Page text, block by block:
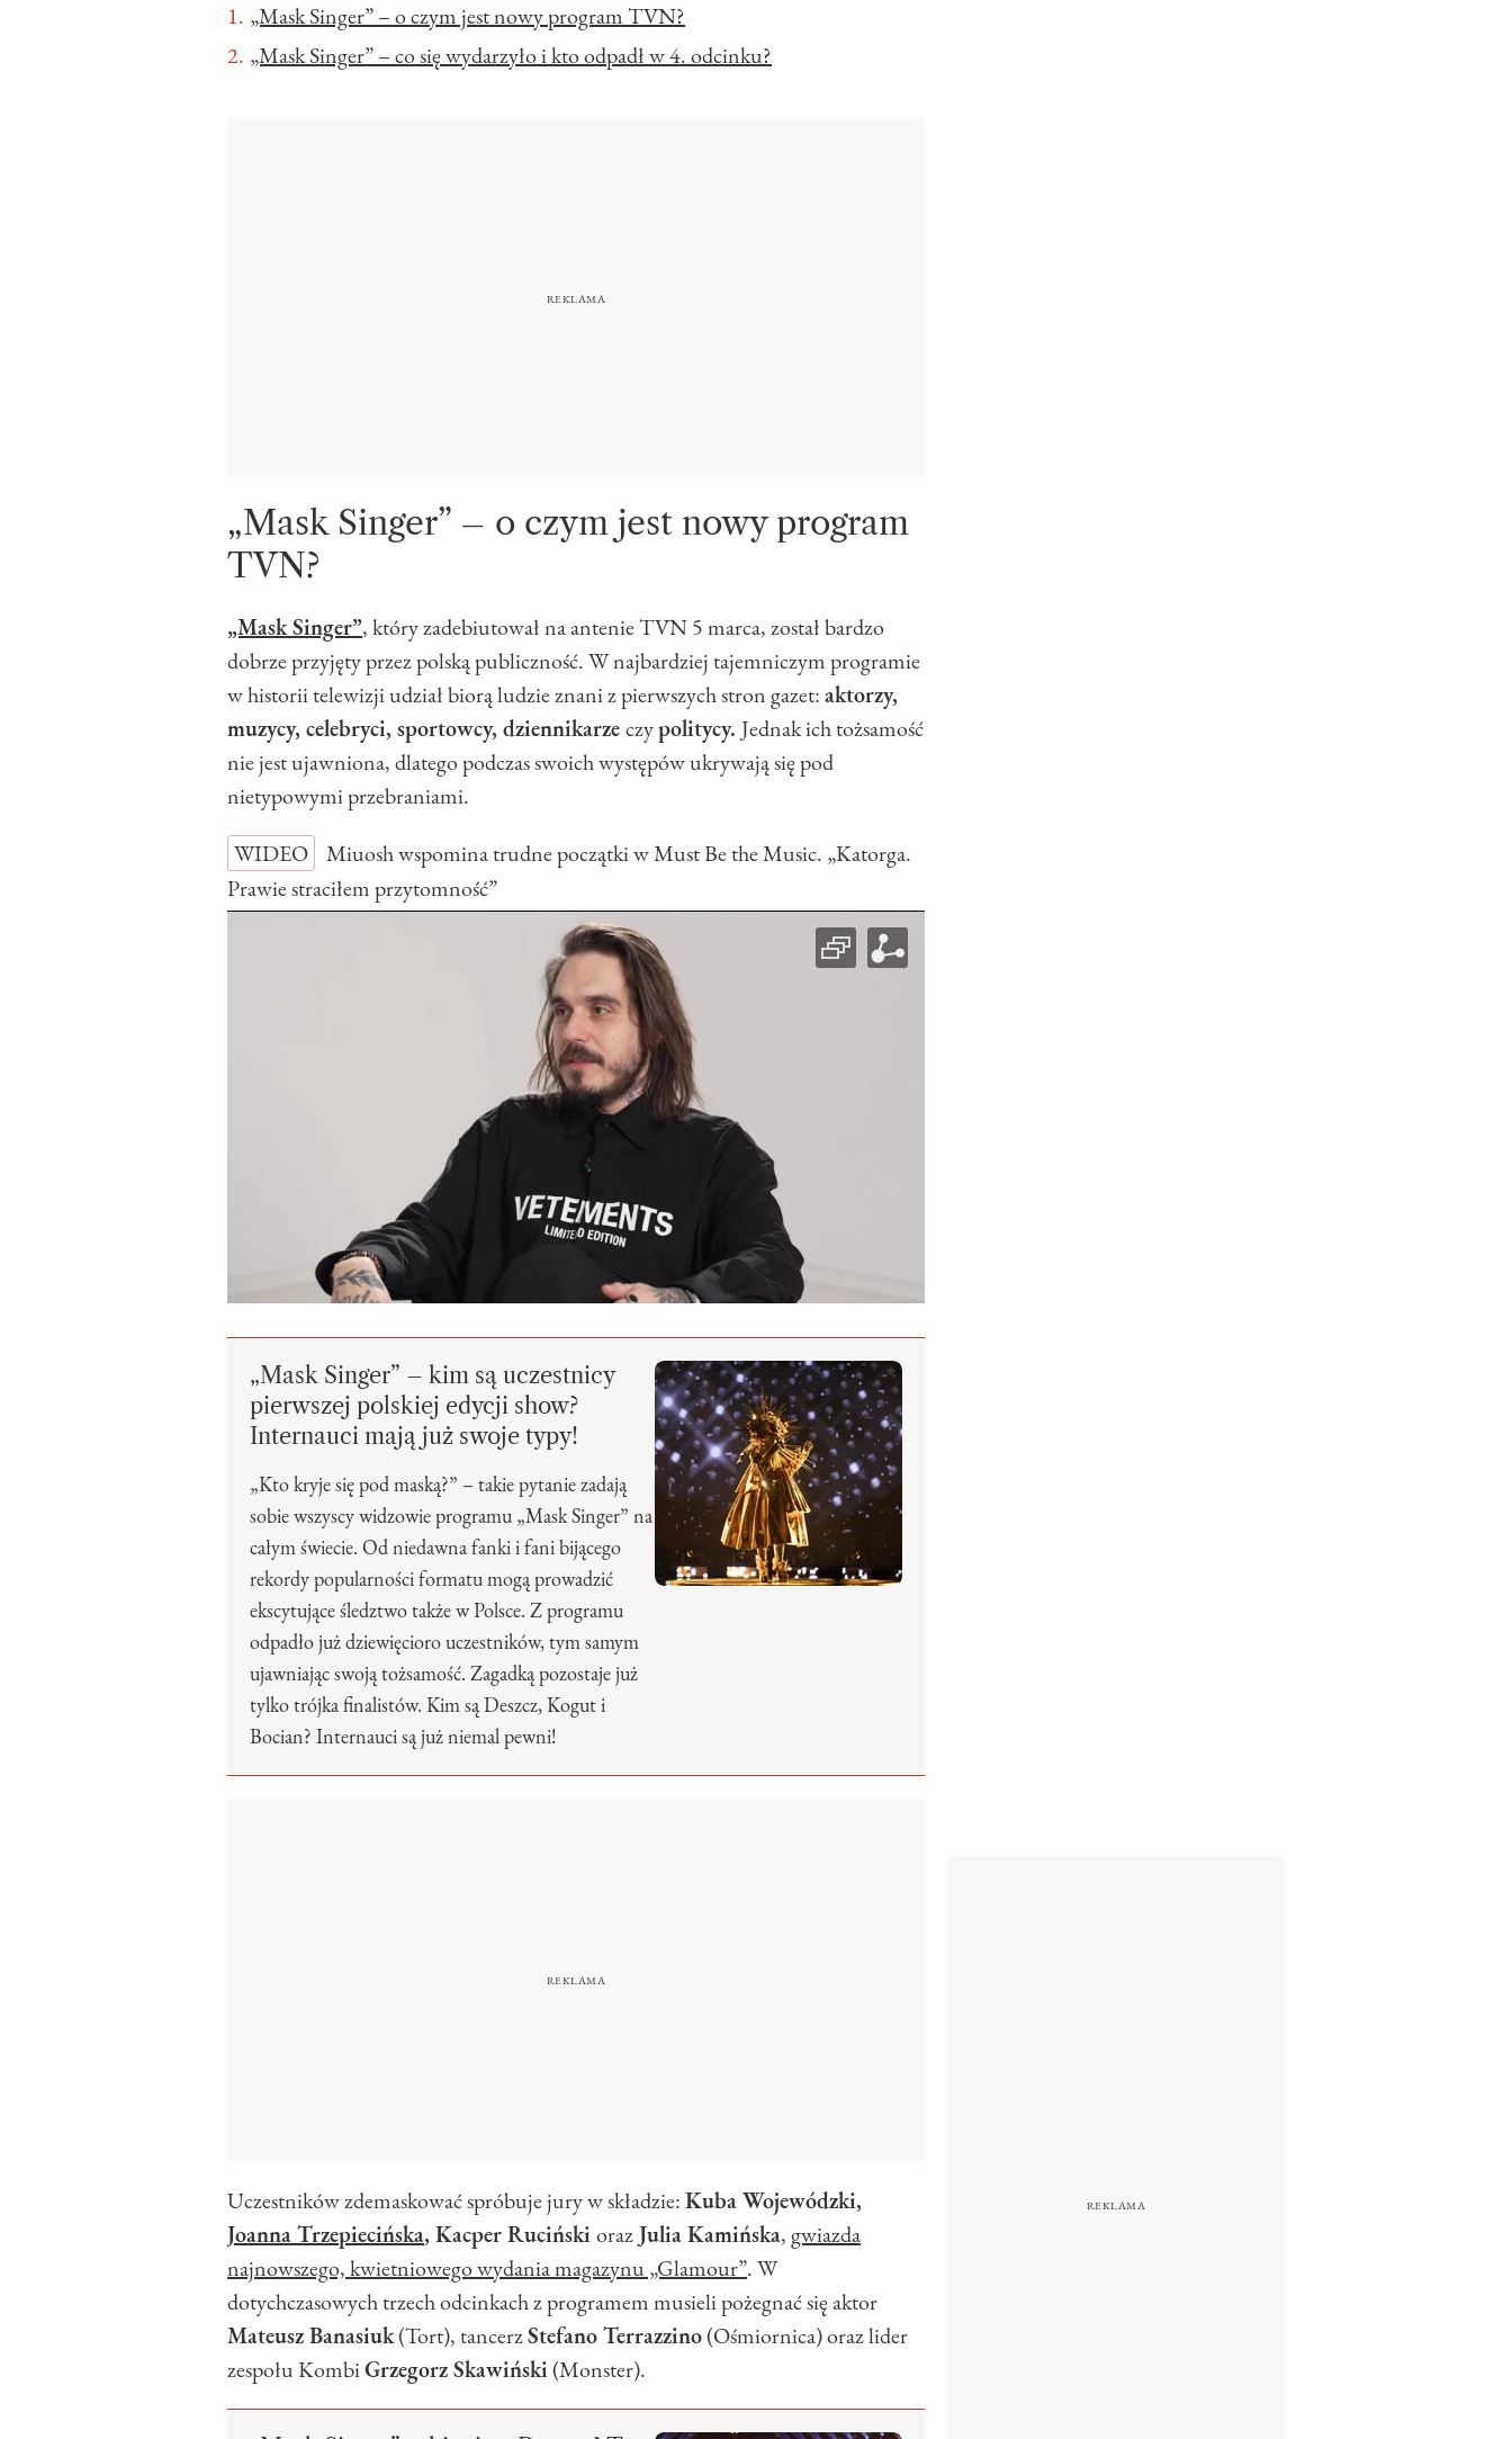
„Mask Singer” – o czym jest nowy program TVN?
„Mask Singer” – co się wydarzyło i kto odpadł w 4. odcinku?
„Mask Singer” – o czym jest nowy program
TVN?
„Mask Singer”, który zadebiutował na antenie TVN 5 marca, został bardzo
dobrze przyjęty przez polską publiczność. W najbardziej tajemniczym programie
w historii telewizji udział biorą ludzie znani z pierwszych stron gazet:aktorzy,
muzycy, celebryci, sportowcy, dziennikarzeczypolitycy. Jednak ich tożsamość
nie jest ujawniona, dlatego podczas swoich występów ukrywają się pod
nietypowymi przebraniami.
WIDEO
Miuosh wspomina trudne początki w Must Be the Music. „Katorga.
Prawie straciłem przytomność”
„Mask Singer” – kim są uczestnicy
pierwszej polskiej edycji show?
Internauci mają już swoje typy!
„Kto kryje się pod maską?” – takie pytanie zadają
sobie wszyscy widzowie programu „Mask Singer” na
całym świecie. Od niedawna fanki i fani bijącego
rekordy popularności formatu mogą prowadzić
ekscytujące śledztwo także w Polsce. Z programu
odpadło już dziewięcioro uczestników, tym samym
ujawniając swoją tożsamość. Zagadką pozostaje już
tylko trójka finalistów. Kim są Deszcz, Kogut i
Bocian? Internauci są już niemal pewni!
Uczestników zdemaskować spróbuje jury w składzie:Kuba Wojewódzki,
Joanna Trzepiecińska, Kacper Ruciński orazJulia Kamińska,gwiazda
najnowszego, kwietniowego wydania magazynu „Glamour”. W
dotychczasowych trzech odcinkach z programem musieli pożegnać się aktor
Mateusz Banasiuk(Tort), tancerzStefano Terrazzino(Ośmiornica) oraz lider
zespołu KombiGrzegorz Skawiński(Monster).